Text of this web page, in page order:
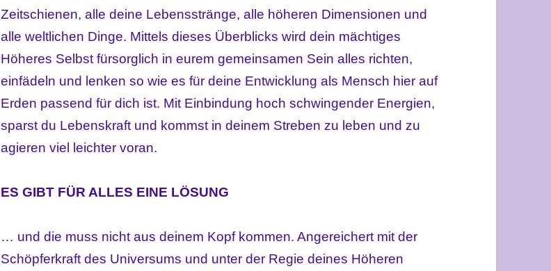
Zeitschienen, alle deine Lebensstränge, alle höheren Dimensionen und
alle weltlichen Dinge. Mittels dieses Überblicks wird dein mächtiges
Höheres Selbst fürsorglich in eurem gemeinsamen Sein alles richten,
einfädeln und lenken so wie es für deine Entwicklung als Mensch hier auf
Erden passend für dich ist. Mit Einbindung hoch schwingender Energien,
sparst du Lebenskraft und kommst in deinem Streben zu leben und zu
agieren viel leichter voran.
ES GIBT FÜR ALLES EINE LÖSUNG
… und die muss nicht aus deinem Kopf kommen. Angereichert mit der
Schöpferkraft des Universums und unter der Regie deines Höheren